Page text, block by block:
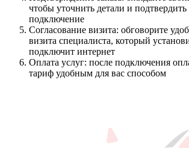
чтобы уточнить детали и
подключение
Согласование визита: обговорите
визита специалиста, который
подключит интернет
Оплата услуг: после подключения
тариф удобным для вас способом